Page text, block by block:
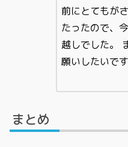
前にとてもが
たったので、
越しでした。
願いしたいです
まとめ